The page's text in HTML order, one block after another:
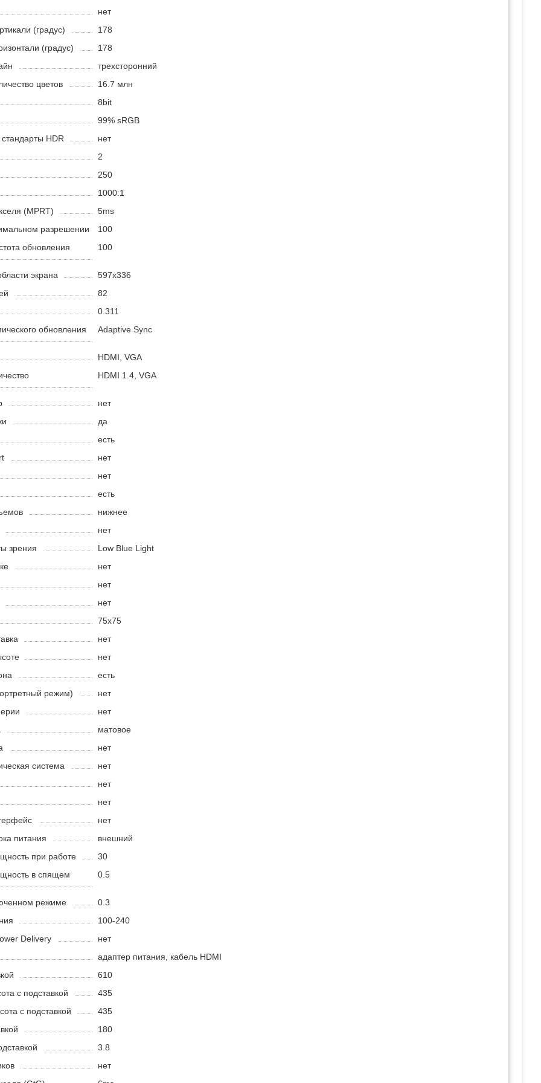
нет
(градус)
178
(градус)
178
трехсторонний
цветов
16.7 млн
8bit
99% sRGB
HDR
нет
2
250
1000:1
(MPRT)
5ms
разрешении
100
обновления
100
экрана
597x336
82
0.311
обновления
Adaptive Sync
HDMI, VGA
HDMI 1.4, VGA
нет
да
есть
нет
нет
есть
нижнее
нет
зрения
Low Blue Light
нет
нет
нет
75x75
нет
нет
есть
режим)
нет
нет
матовое
нет
система
нет
нет
нет
нет
питания
внешний
при работе
30
в спящем
0.5
режиме
0.3
100-240
Delivery
нет
адаптер питания, кабель HDMI
610
с подставкой
435
с подставкой
435
180
3.8
нет